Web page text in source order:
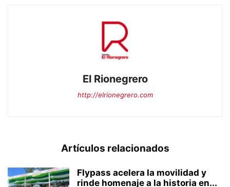
El Rionegrero
http://elrionegrero.com
Artículos relacionados
Flypass acelera la movilidad y
rinde homenaje a la historia en...